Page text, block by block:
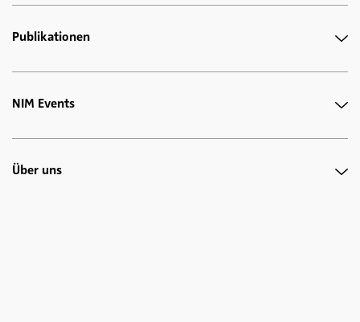
Publikationen
NIM Events
Über uns